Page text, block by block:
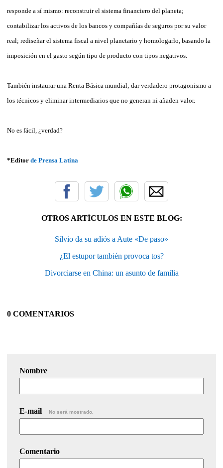
responde a sí mismo: reconstruir el sistema financiero del planeta;
contabilizar los activos de los bancos y compañías de seguros por su valor
real; rediseñar el sistema fiscal a nivel planetario y homologarlo, basando la
imposición en el gasto según tipo de producto con tipos negativos.
También instaurar una Renta Básica mundial; dar verdadero protagonismo a
los técnicos y eliminar intermediarios que no generan ni añaden valor.
No es fácil, ¿verdad?
*Editor de Prensa Latina
OTROS ARTÍCULOS EN ESTE BLOG:
Silvio da su adiós a Aute «De paso»
¿El estupor también provoca tos?
Divorciarse en China: un asunto de familia
0 COMENTARIOS
Nombre
E-mail No será mostrado.
Comentario